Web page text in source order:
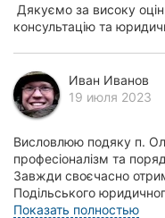
Дякуємо за високу
консультацію та
Иван Иванов
19 июля 2023
Висловлюю подяку п.
професіоналізм та
Завжди своєчасно
Подільського
про щомісячну доплату
Показать полностью